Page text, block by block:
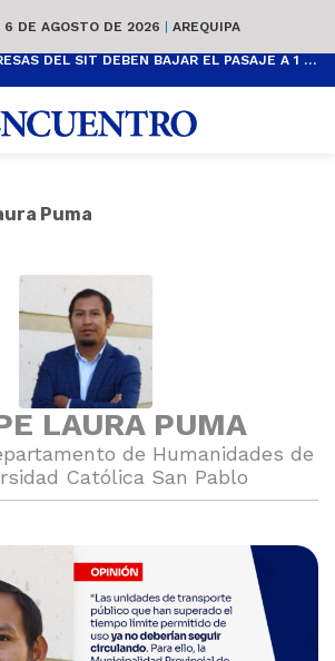
6 DE AGOSTO DE 2026 | AREQUIPA
AREQUIPA: SEIS EMPRESAS DEL SIT DEBEN BAJAR EL PASAJE A 1 SOL
Puma
LAURA PUMA
de Humanidades de
Católica San Pablo